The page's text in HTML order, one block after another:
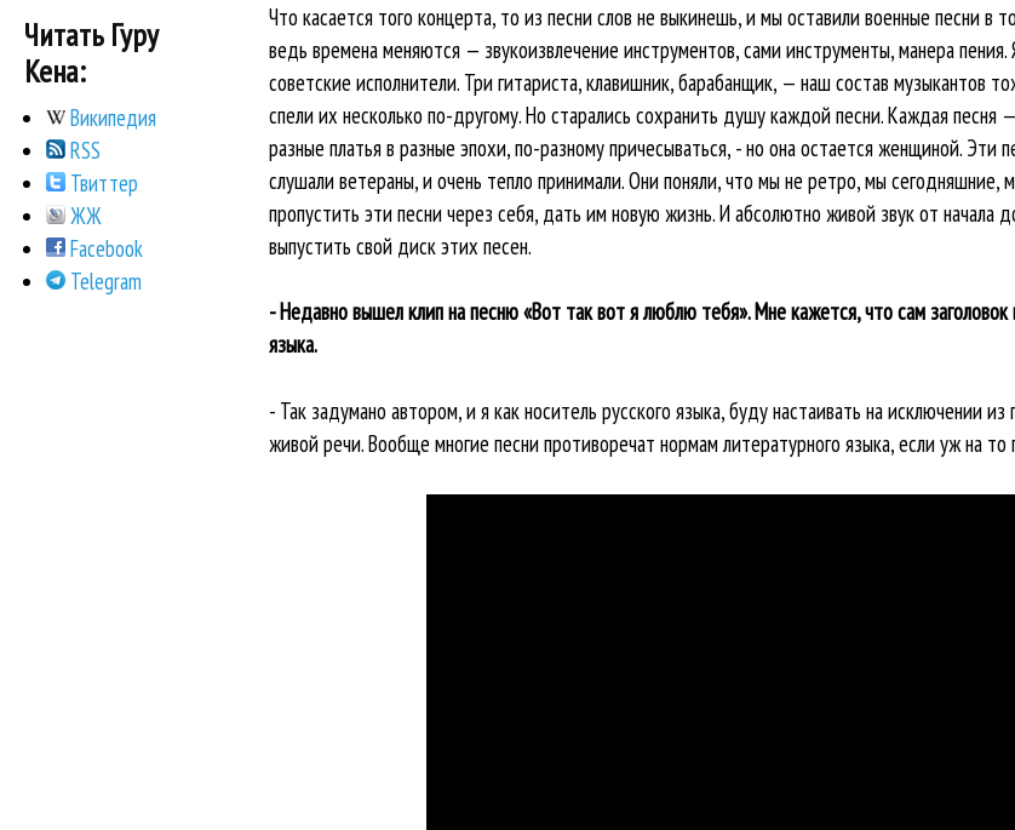
Что касается того концерта, то из песни слов не выкинешь, и мы оставили военные песни в
ведь времена меняются — звукоизвлечение инструментов, сами инструменты, манера
советские исполнители. Три гитариста, клавишник, барабанщик, — наш состав музыкантов
спели их несколько по-другому. Но старались сохранить душу каждой песни. Каждая
разные платья в разные эпохи, по-разному причесываться, - но она остается женщиной. Эти
слушали ветераны, и очень тепло принимали. Они поняли, что мы не ретро, мы сегодняшние,
пропустить эти песни через себя, дать им новую жизнь. И абсолютно живой звук от начала
выпустить свой диск этих песен.
- Недавно вышел клип на песню «Вот так вот я люблю тебя». Мне кажется, что сам
языка.
- Так задумано автором, и я как носитель русского языка, буду настаивать на исключении
живой речи. Вообще многие песни противоречат нормам литературного языка, если уж на то
Читать Гуру
Кена:
Википедия
RSS
Твиттер
ЖЖ
Facebook
Telegram